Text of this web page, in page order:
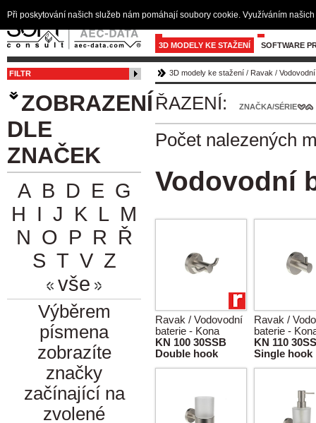
3D MODELY KE STAŽENÍ SOFTWARE
FILTR
ZOBRAZENÍ
DLE
ZNAČEK
A B D E G
H I J K L M
N O P R Ř
S T V Z
vše
Výběrem
písmena
zobrazíte
značky
začínající na
zvolené
3D modely ke stažení / Ravak /
ŘAZENÍ: ZNAČKA/SÉRIE
Počet nalezených
Vodovodní
Ravak / Vodovodní
baterie - Kona
KN 100 30SSB
Double hook
Ravak /
baterie -
KN 110
Single hook
Při poskytování našich služeb nám pomáhají soubory cookie. Využíváním